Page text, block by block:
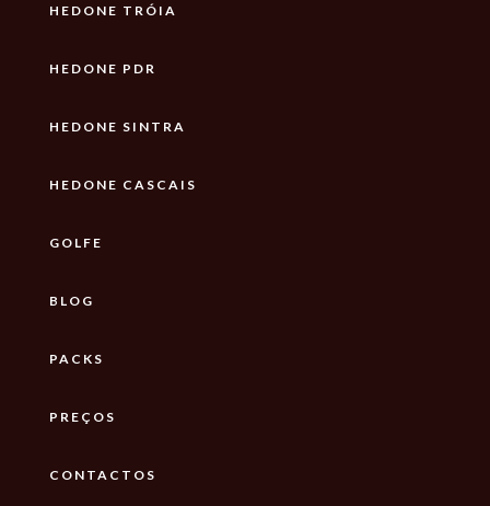
HEDONE TRÓIA
HEDONE PDR
HEDONE SINTRA
HEDONE CASCAIS
GOLFE
BLOG
PACKS
PREÇOS
CONTACTOS